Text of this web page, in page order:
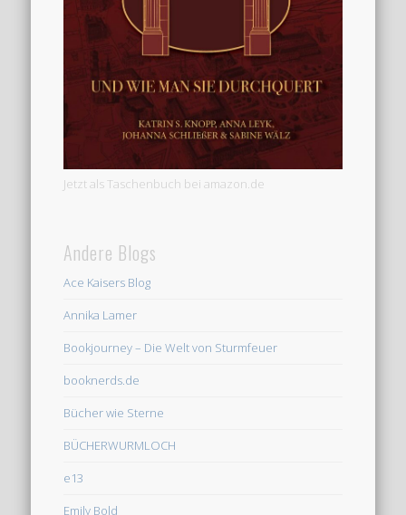
Jetzt als Taschenbuch bei amazon.de
Andere Blogs
Ace Kaisers Blog
Annika Lamer
Bookjourney – Die Welt von Sturmfeuer
booknerds.de
Bücher wie Sterne
BÜCHERWURMLOCH
e13
Emily Bold